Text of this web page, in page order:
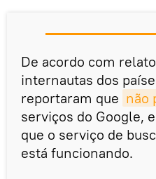
De acordo com
internautas dos
reportaram que não
serviços do Google,
que o serviço de
está funcionando.